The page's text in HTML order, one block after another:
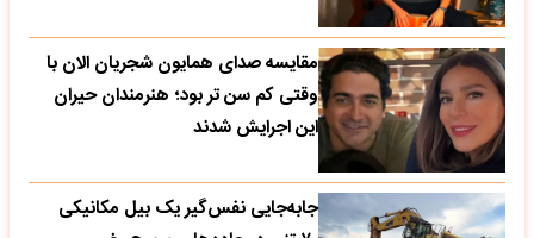
مقایسه صدای همایون شجریان الان با
وقتی کم سن تر بود؛ هنرمندان حیران
این اجرایش شدند
جابه‌جایی نفس‌گیر یک بیل مکانیکی